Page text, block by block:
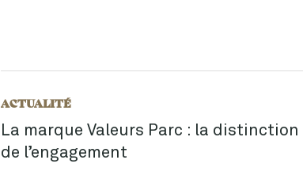
ACTUALITÉ
La marque Valeurs Parc : la distinction
de l’engagement